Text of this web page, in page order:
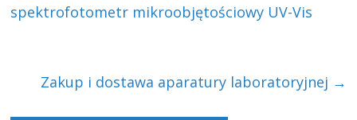
spektrofotometr mikroobjętościowy UV-Vis
Zakup i dostawa aparatury laboratoryjnej →